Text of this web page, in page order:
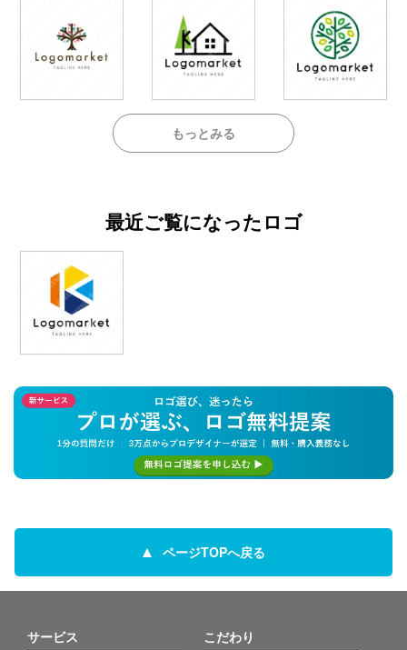
もっとみる
最近ご覧になったロゴ
ページTOPへ戻る
サービス こだわり